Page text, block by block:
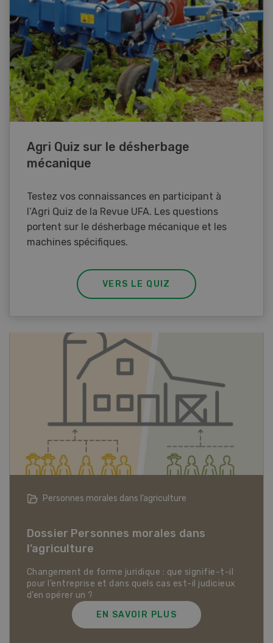
Agri Quiz sur le désherbage
mécanique
Testez vos connaissances en participant à
l’Agri Quiz de la Revue UFA. Les questions
portent sur le désherbage mécanique et les
machines spécifiques.
VERS LE QUIZ
Articles biologiques
Dossier Articles biologiques
EN SAVOIR PLUS